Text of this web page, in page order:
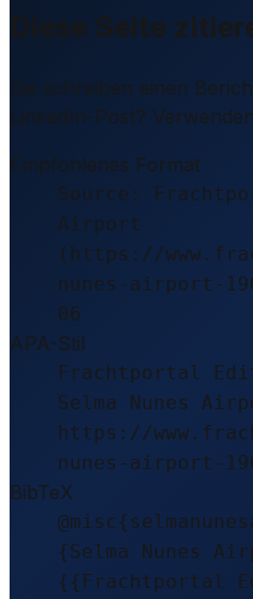
Diese Seite
Sie schreiben einen
LinkedIn-Post?
Empfohlenes Format
Source:
Airport
(https://
nunes-airport-
06
APA-Stil
Frachtportal
Selma Nunes
https://
nunes-airport-
BibTeX
{Selma Nunes
{{Frachtportal